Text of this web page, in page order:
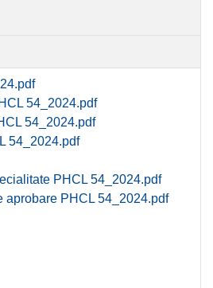
54_2024.pdf
54_2024.pdf
54_2024.pdf
PHCL 54_2024.pdf
aprobare PHCL 54_2024.pdf